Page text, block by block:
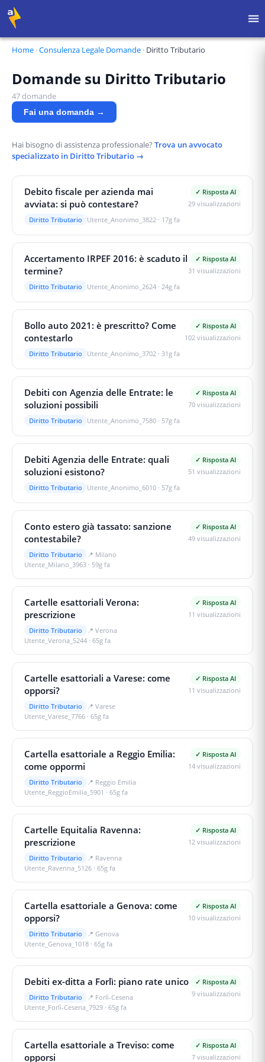
Home ·Consulenza Legale Domande · Diritto Tributario
Domande su Diritto Tributario
47 domande
Fai una domanda →
Hai bisogno di assistenza professionale? Trova un avvocato
specializzato in Diritto Tributario →
Debito fiscale per azienda mai
avviata: si può contestare?
Diritto Tributario Utente_Anonimo_3822 · 17g fa
✓ Risposta AI
29 visualizzazioni
Accertamento IRPEF 2016: è scaduto il
termine?
Diritto Tributario Utente_Anonimo_2624 · 24g fa
✓ Risposta AI
31 visualizzazioni
Bollo auto 2021: è prescritto? Come
contestarlo
Diritto Tributario Utente_Anonimo_3702 · 31g fa
✓ Risposta AI
102 visualizzazioni
Debiti con Agenzia delle Entrate: le
soluzioni possibili
Diritto Tributario Utente_Anonimo_7580 · 57g fa
✓ Risposta AI
70 visualizzazioni
Debiti Agenzia delle Entrate: quali
soluzioni esistono?
Diritto Tributario Utente_Anonimo_6010 · 57g fa
✓ Risposta AI
51 visualizzazioni
Conto estero già tassato: sanzione
contestabile?
Diritto Tributario 📍 Milano
Utente_Milano_3963 · 59g fa
✓ Risposta AI
49 visualizzazioni
Cartelle esattoriali Verona:
prescrizione
Diritto Tributario 📍 Verona
Utente_Verona_5244 · 65g fa
✓ Risposta AI
11 visualizzazioni
Cartelle esattoriali a Varese: come
opporsi?
Diritto Tributario 📍 Varese
Utente_Varese_7766 · 65g fa
✓ Risposta AI
11 visualizzazioni
Cartella esattoriale a Reggio Emilia:
come oppormi
Diritto Tributario 📍 Reggio Emilia
Utente_ReggioEmilia_5901 · 65g fa
✓ Risposta AI
14 visualizzazioni
Cartelle Equitalia Ravenna:
prescrizione
Diritto Tributario 📍 Ravenna
Utente_Ravenna_5126 · 65g fa
✓ Risposta AI
12 visualizzazioni
Cartella esattoriale a Genova: come
opporsi?
Diritto Tributario 📍 Genova
Utente_Genova_1018 · 65g fa
✓ Risposta AI
10 visualizzazioni
Debiti ex-ditta a Forlì: piano rate unico
Diritto Tributario 📍 Forlì-Cesena
Utente_Forlì-Cesena_7929 · 65g fa
✓ Risposta AI
9 visualizzazioni
Cartella esattoriale a Treviso: come
opporsi
✓ Risposta AI
7 visualizzazioni